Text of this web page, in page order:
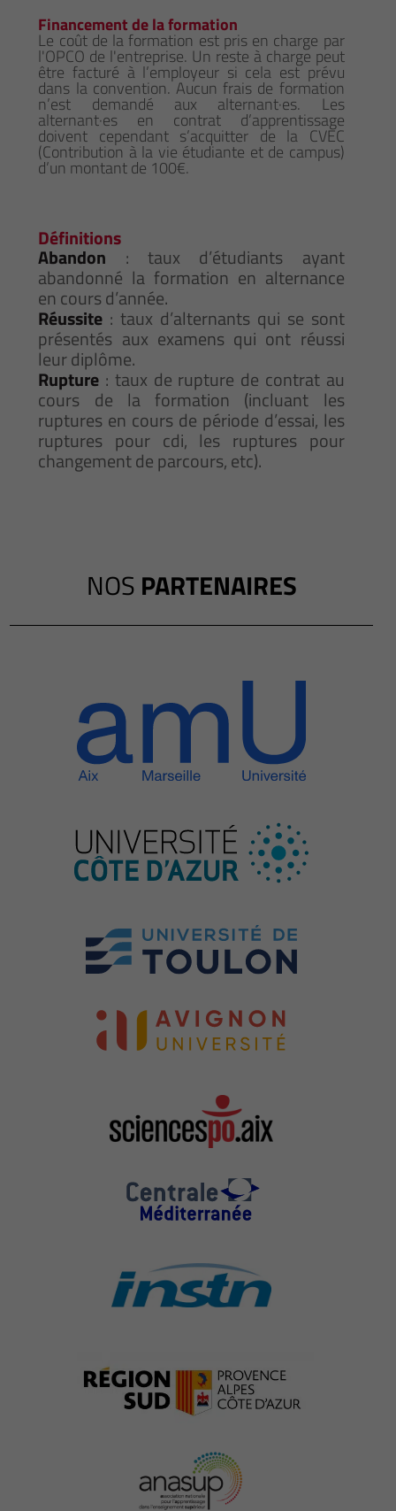
Financement de la formation
Le coût de la formation est pris en charge par
l'OPCO de l'entreprise. Un reste à charge peut
être facturé à l’employeur si cela est prévu
dans la convention. Aucun frais de formation
n’est demandé aux alternant·es. Les
alternant·es en contrat d’apprentissage
doivent cependant s’acquitter de la CVEC
(Contribution à la vie étudiante et de campus)
d’un montant de 100€.
Définitions
Abandon : taux d’étudiants ayant
abandonné la formation en alternance
en cours d’année.
Réussite : taux d’alternants qui se sont
présentés aux examens qui ont réussi
leur diplôme.
Rupture : taux de rupture de contrat au
cours de la formation (incluant les
ruptures en cours de période d’essai, les
ruptures pour cdi, les ruptures pour
changement de parcours, etc).
NOS PARTENAIRES